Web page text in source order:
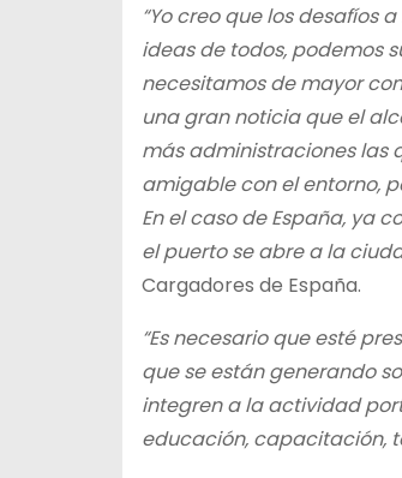
“Yo creo que los desafíos
ideas de todos, podemos
necesitamos de mayor
una gran noticia que el
más administraciones las
amigable con el entorno,
En el caso de España, ya
el puerto se abre a la
Cargadores de España.
“Es necesario que esté
que se están generando
integren a la actividad
educación, capacitación,